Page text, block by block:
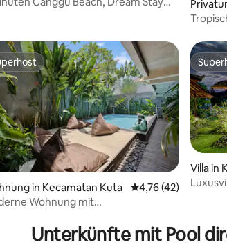
Bewertung: 5 von 5, 25 Bewertungen
in Kecamatan Kuta Durchschnittliche
4,76 (42)
Wohnung mit
Villa in
an
Unterkünfte mit Pool